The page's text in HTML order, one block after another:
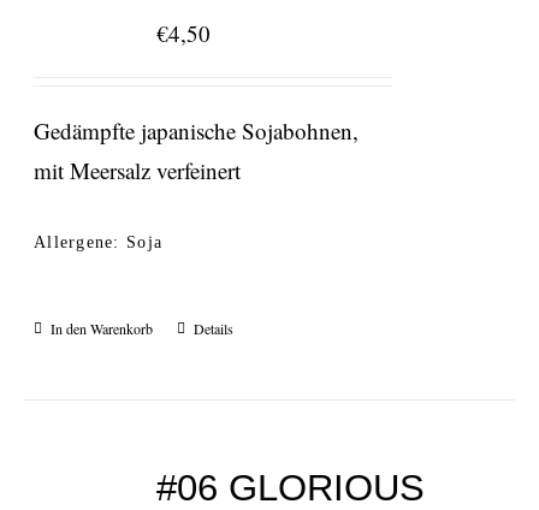
€4,50
Gedämpfte japanische Sojabohnen,
mit Meersalz verfeinert
Allergene: Soja
In den Warenkorb Details
#06 GLORIOUS